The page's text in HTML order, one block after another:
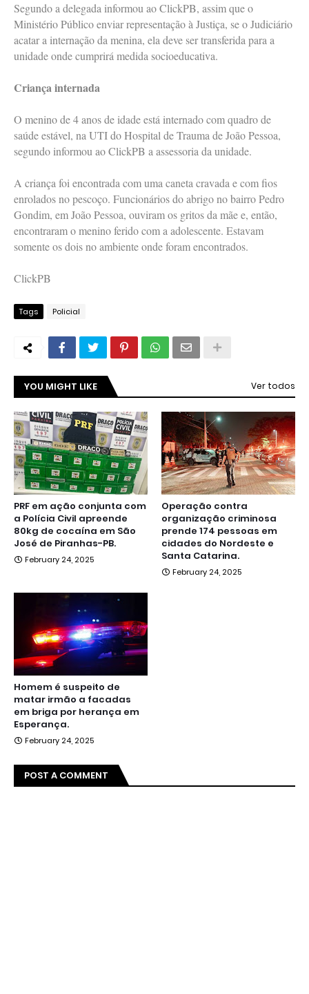
Segundo a delegada informou ao ClickPB, assim que o
Ministério Público enviar representação à Justiça, se o Judiciário
acatar a internação da menina, ela deve ser transferida para a
unidade onde cumprirá medida socioeducativa.
Criança internada
O menino de 4 anos de idade está internado com quadro de
saúde estável, na UTI do Hospital de Trauma de João Pessoa,
segundo informou ao ClickPB a assessoria da unidade.
A criança foi encontrada com uma caneta cravada e com fios
enrolados no pescoço. Funcionários do abrigo no bairro Pedro
Gondim, em João Pessoa, ouviram os gritos da mãe e, então,
encontraram o menino ferido com a adolescente. Estavam
somente os dois no ambiente onde foram encontrados.
ClickPB
Tags Policial
YOU MIGHT LIKE Ver todos
PRF em ação conjunta com
a Polícia Civil apreende
80kg de cocaína em São
José de Piranhas-PB.
February 24, 2025
Operação contra
organização criminosa
prende 174 pessoas em
cidades do Nordeste e
Santa Catarina.
February 24, 2025
Homem é suspeito de
matar irmão a facadas
em briga por herança em
Esperança.
February 24, 2025
POST A COMMENT